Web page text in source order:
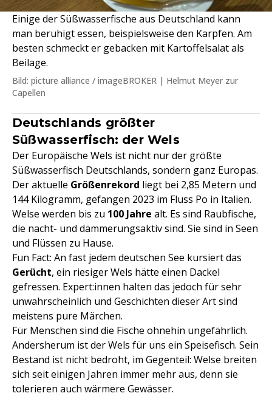
Einige der Süßwasserfische aus Deutschland kann
man beruhigt essen, beispielsweise den Karpfen. Am
besten schmeckt er gebacken mit Kartoffelsalat als
Beilage.
Bild: picture alliance / imageBROKER | Helmut Meyer zur
Capellen
Deutschlands größter
Süßwasserfisch: der Wels
Der Europäische Wels ist nicht nur der größte
Süßwasserfisch Deutschlands, sondern ganz Europas.
Der aktuelle Größenrekord liegt bei 2,85 Metern und
144 Kilogramm, gefangen 2023 im Fluss Po in Italien.
Welse werden bis zu 100 Jahre alt. Es sind Raubfische,
die nacht- und dämmerungsaktiv sind. Sie sind in Seen
und Flüssen zu Hause.
Fun Fact: An fast jedem deutschen See kursiert das
Gerücht, ein riesiger Wels hätte einen Dackel
gefressen. Expert:innen halten das jedoch für sehr
unwahrscheinlich und Geschichten dieser Art sind
meistens pure Märchen.
Für Menschen sind die Fische ohnehin ungefährlich.
Andersherum ist der Wels für uns ein Speisefisch. Sein
Bestand ist nicht bedroht, im Gegenteil: Welse breiten
sich seit einigen Jahren immer mehr aus, denn sie
tolerieren auch wärmere Gewässer.